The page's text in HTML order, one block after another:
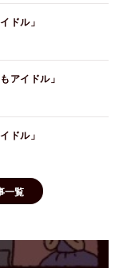
ドル」
アイドル」
ドル」
一覧